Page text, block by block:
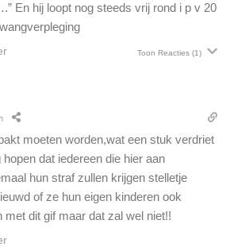
En hij loopt nog steeds vrij rond i p v 20
Toon Reacties (1)
moeten worden,wat een stuk verdriet
dat iedereen die hier aan
hun straf zullen krijgen stelletje
of ze hun eigen kinderen ook
met dit gif maar dat zal wel niet!!